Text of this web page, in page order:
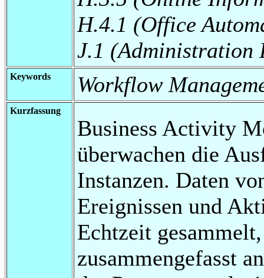
H.4.1 (Office
J.1 (Administration
Keywords Workflow
Kurzfassung
Business Activity
überwachen die
Instanzen. Daten
Ereignissen und
Echtzeit
zusammengefasst